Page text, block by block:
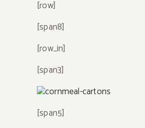
[row]
[span8]
[row_in]
[span3]
[span5]